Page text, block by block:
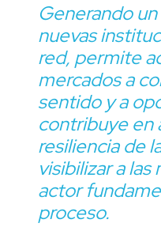
Generando
nuevas
red, permite
mercados a
sentido y a
contribuye en
resiliencia de
visibilizar a
actor
proceso.